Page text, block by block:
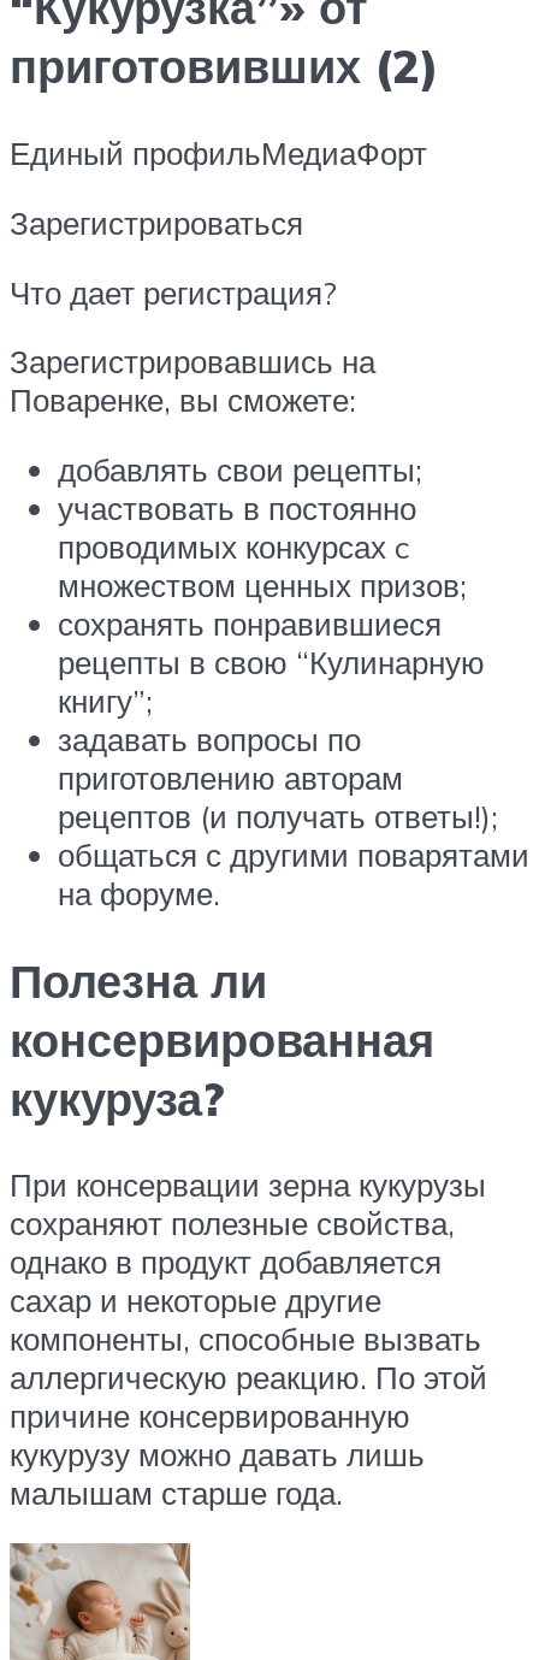
приготовивших (2)
Единый профильМедиаФорт
Зарегистрироваться
Что дает регистрация?
Зарегистрировавшись на
Поваренке, вы сможете:
добавлять свои рецепты;
участвовать в постоянно
проводимых конкурсах c
множеством ценных призов;
сохранять понравившиеся
рецепты в свою “Кулинарную
книгу”;
задавать вопросы по
приготовлению авторам
рецептов (и получать ответы!);
общаться с другими поварятами
на форуме.
Полезна ли
консервированная
кукуруза?
При консервации зерна кукурузы
сохраняют полезные свойства,
однако в продукт добавляется
сахар и некоторые другие
компоненты, способные вызвать
аллергическую реакцию. По этой
причине консервированную
кукурузу можно давать лишь
малышам старше года.